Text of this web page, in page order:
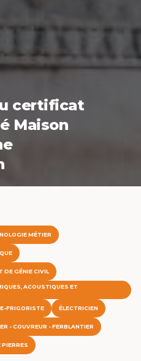
certificat
Maison
MÉTIER
DE GÉNIE CIVIL
ACOUSTIQUES ET
FRIGORISTE ÉLECTRICIEN
- COUVREUR - FERBLANTIER
PIERRES